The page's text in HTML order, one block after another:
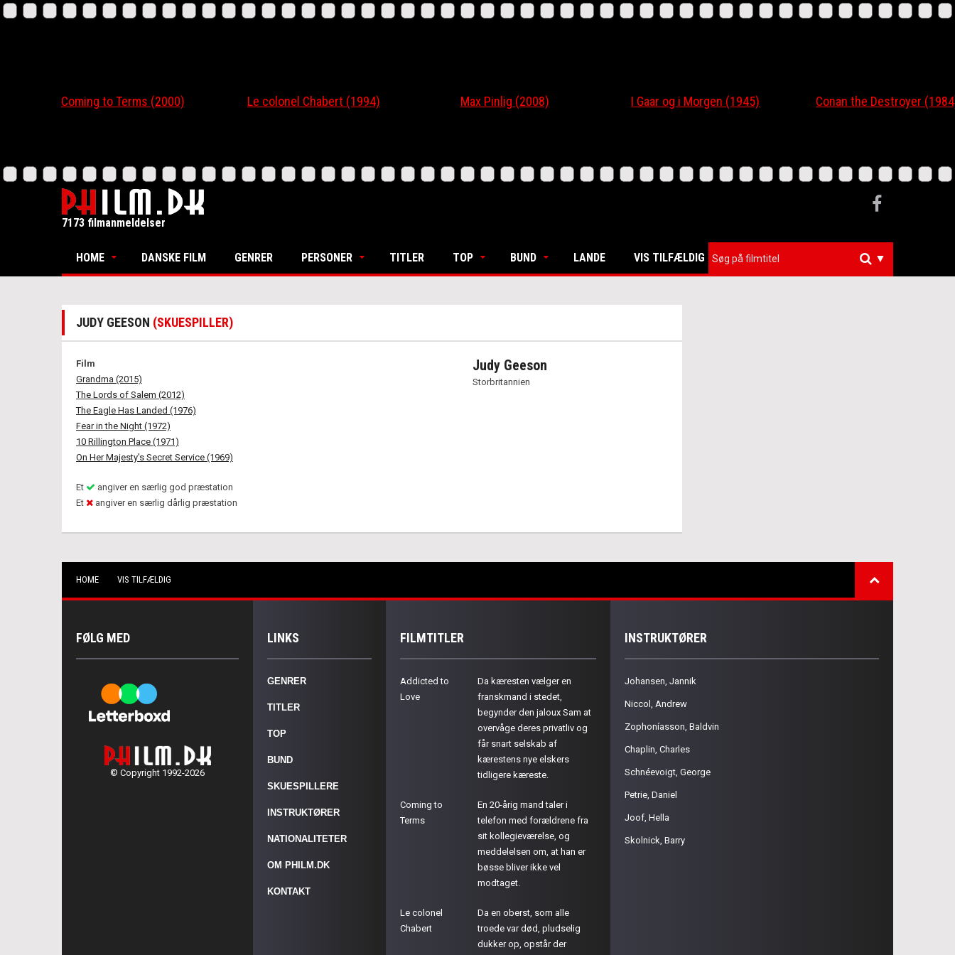
Coming to Terms (2000) Le colonel Chabert (1994) Max Pinlig (2008) I Gaar og i Morgen (1945) Conan the Destroyer (1984)
7173 filmanmeldelser
HOME DANSKE FILM GENRER PERSONER TITLER TOP BUND LANDE VIS TILFÆLDIG ▼
JUDY GEESON (SKUESPILLER)
Judy Geeson
Storbritannien
Film
Grandma (2015)
The Lords of Salem (2012)
The Eagle Has Landed (1976)
Fear in the Night (1972)
10 Rillington Place (1971)
On Her Majesty's Secret Service (1969)
Et
angiver en særlig god præstation
Et
angiver en særlig dårlig præstation
HOME VIS TILFÆLDIG
FØLG MED
© Copyright 1992-2026
LINKS
GENRER
TITLER
TOP
BUND
SKUESPILLERE
INSTRUKTØRER
NATIONALITETER
OM PHILM.DK
KONTAKT
FILMTITLER
Addicted to
Love
Da kæresten vælger en
franskmand i stedet,
begynder den jaloux Sam at
overvåge deres privatliv og
får snart selskab af
kærestens nye elskers
tidligere kæreste.
Coming to
Terms
En 20-årig mand taler i
telefon med forældrene fra
sit kollegieværelse, og
meddelelsen om, at han er
bøsse bliver ikke vel
modtaget.
Le colonel
Chabert
Da en oberst, som alle
troede var død, pludselig
dukker op, opstår der
INSTRUKTØRER
Johansen, Jannik
Niccol, Andrew
Zophoníasson, Baldvin
Chaplin, Charles
Schnéevoigt, George
Petrie, Daniel
Joof, Hella
Skolnick, Barry